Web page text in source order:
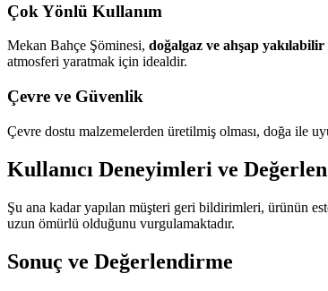
Çok Yönlü Kullanım
Mekan Bahçe Şöminesi, doğalgaz ve ahşap yakılabilir
atmosferi yaratmak için idealdir.
Çevre ve Güvenlik
Çevre dostu malzemelerden üretilmiş olması, doğa ile
Kullanıcı Deneyimleri ve
Şu ana kadar yapılan müşteri geri bildirimleri, ürünün
uzun ömürlü olduğunu vurgulamaktadır.
Sonuç ve Değerlendirme